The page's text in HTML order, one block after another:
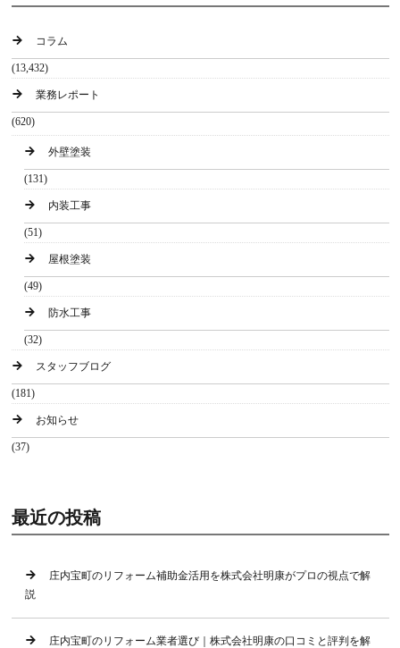
コラム
(13,432)
業務レポート
(620)
外壁塗装
(131)
内装工事
(51)
屋根塗装
(49)
防水工事
(32)
スタッフブログ
(181)
お知らせ
(37)
最近の投稿
庄内宝町のリフォーム補助金活用を株式会社明康がプロの視点で解
説
庄内宝町のリフォーム業者選び｜株式会社明康の口コミと評判を解